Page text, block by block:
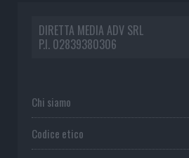
DIRETTA MEDIA ADV SRL
P.I. 02839380306
Chi siamo
Codice etico